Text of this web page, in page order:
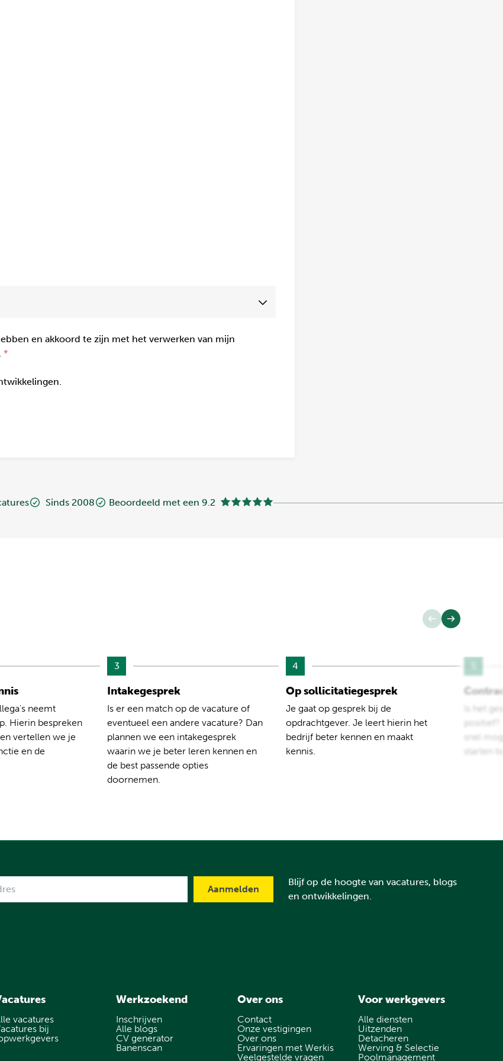
en akkoord te zijn met het verwerken van mijn
Sinds 2008 Beoordeeld met een 9.2
neemt
Hierin bespreken
vertellen we je
en de
3
Intakegesprek
Is er een match op de vacature of
eventueel een andere vacature? Dan
plannen we een intakegesprek
waarin we je beter leren kennen en
de best passende opties
doornemen.
4
Op sollicitatiegesprek
Je gaat op gesprek bij de
opdrachtgever. Je leert hierin het
bedrijf beter kennen en maakt
kennis.
Is het
snel
starten
Blijf op de hoogte van vacatures, blogs
en ontwikkelingen.
vacatures
bij
Werkzoekend
Inschrijven
Alle blogs
CV generator
Banenscan
Over ons
Contact
Onze vestigingen
Over ons
Ervaringen met Werkis
Veelgestelde vragen
Voor werkgevers
Alle diensten
Uitzenden
Detacheren
Werving & Selectie
Poolmanagement